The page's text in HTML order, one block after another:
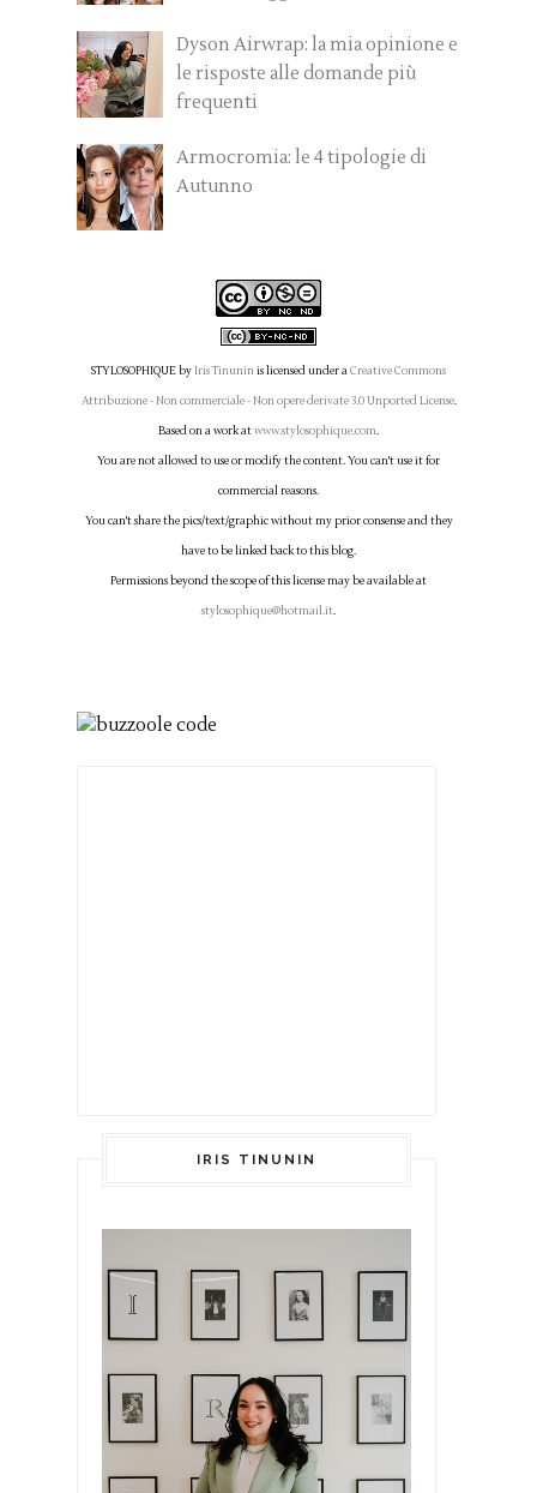
Dyson Airwrap: la mia opinione e
le risposte alle domande più
frequenti
Armocromia: le 4 tipologie di
Autunno
STYLOSOPHIQUE byIris Tinuninis licensed under aCreative Commons
Attribuzione - Non commerciale - Non opere derivate 3.0 Unported License.
Based on a work atwww.stylosophique.com.
You are not allowed to use or modify the content. You can't use it for
commercial reasons.
You can't share the pics/text/graphic without my prior consense and they
have to be linked back to this blog.
Permissions beyond the scope of this license may be available at
stylosophique@hotmail.it.
IRIS TINUNIN